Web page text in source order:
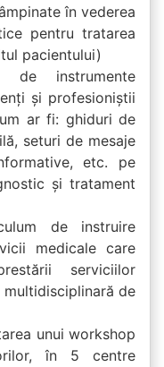
în vederea
pentru tratarea
pacientului)
de instrumente
și profesioniștii
ar fi: ghiduri de
seturi de mesaje
etc. pe
și tratament
de instruire
medicale care
serviciilor
de
unui workshop
în 5 centre